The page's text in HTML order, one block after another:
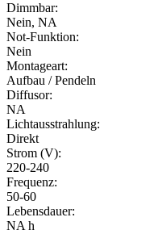
Dimmbar:
Nein, NA
Not-Funktion:
Nein
Montageart:
Aufbau / Pendeln
Diffusor:
NA
Lichtausstrahlung:
Direkt
Strom (V):
220-240
Frequenz:
50-60
Lebensdauer:
NA h